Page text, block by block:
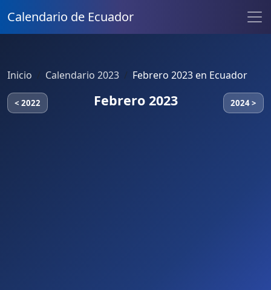
Calendario de Ecuador
Inicio Calendario 2023 Febrero 2023 en Ecuador
< 2022 Febrero 2023 2024 >